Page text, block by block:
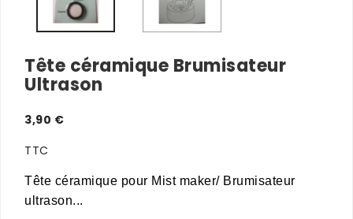
Tête céramique Brumisateur
Ultrason
3,90 €
TTC
Tête céramique pour Mist maker/ Brumisateur
ultrason...